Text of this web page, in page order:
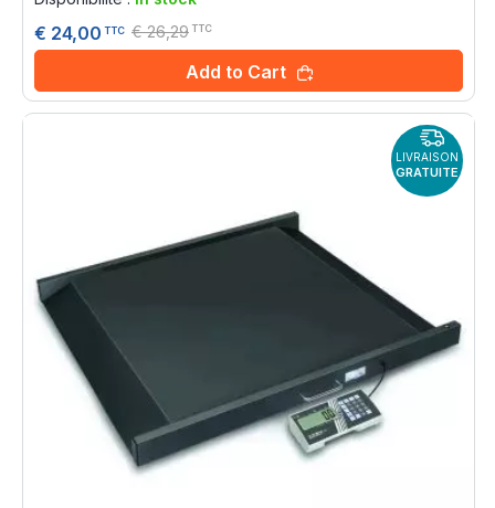
€ 24,00 TTC € 26,29 TTC
Add to Cart
LIVRAISON
GRATUITE